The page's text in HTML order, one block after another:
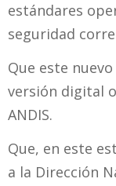
estándares
seguridad
Que este
versión digital
ANDIS.
Que, en este
a la Dirección